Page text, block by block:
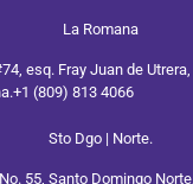
La Romana
esq. Fray Juan de Utrera,
+1 (809) 813 4066
Sto Dgo | Norte.
55, Santo Domingo